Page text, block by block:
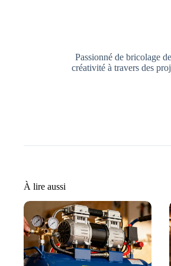
Passionné de bricolage
créativité à travers des
À lire aussi